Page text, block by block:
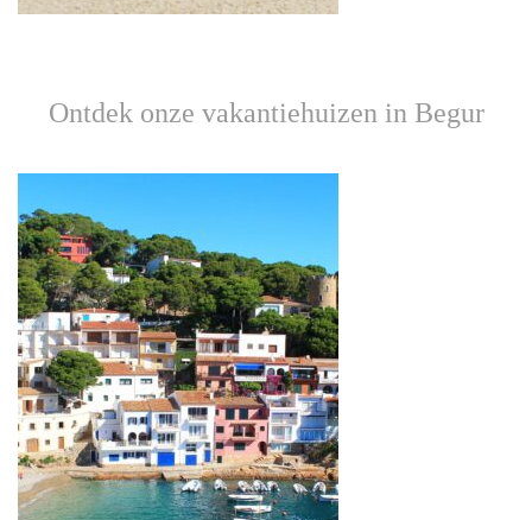
Ontdek onze vakantiehuizen in Begur